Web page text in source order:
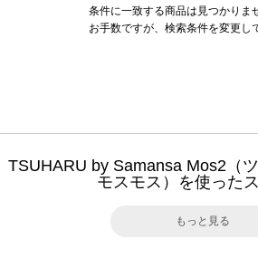
条件に一致する商品は見つかりま
お手数ですが、検索条件を変更し
TSUHARU by Samansa Mos2（
モスモス）を使った
もっと見る